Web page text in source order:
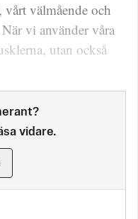
vårt välmående och
vi använder våra
utan också
vidare.